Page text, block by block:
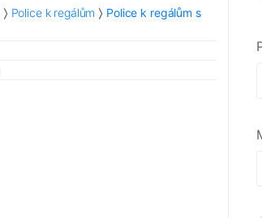
Police k regálům
Police k regálům s